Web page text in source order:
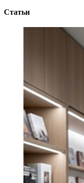
Статьи